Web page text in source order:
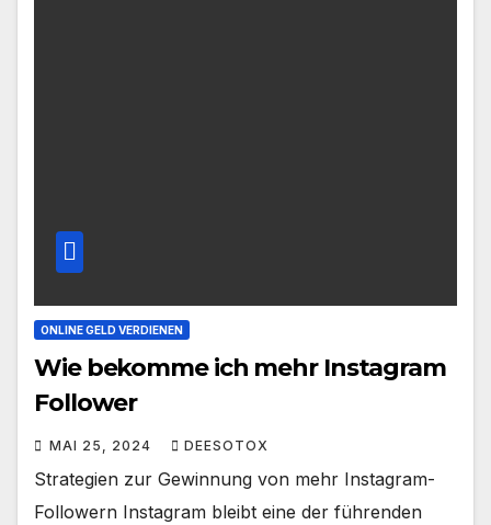
ONLINE GELD VERDIENEN
Wie bekomme ich mehr Instagram
Follower
MAI 25, 2024 DEESOTOX
Strategien zur Gewinnung von mehr Instagram-
Followern Instagram bleibt eine der führenden